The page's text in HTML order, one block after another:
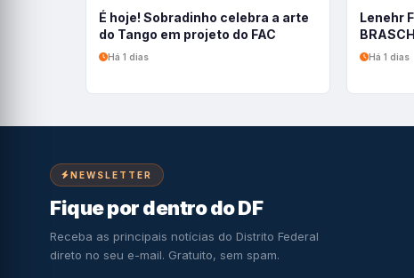
É hoje! Sobradinho celebra a arte
do Tango em projeto do FAC
Há 1 dias
Lenehr
Há 1 dias
NEWSLETTER
Fique por dentro do DF
Receba as principais notícias do Distrito Federal
direto no seu e-mail. Gratuito, sem spam.